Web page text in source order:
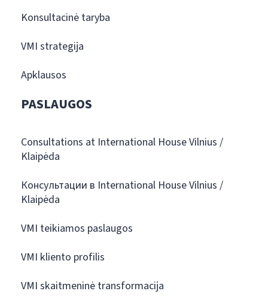
Konsultacinė taryba
VMI strategija
Apklausos
PASLAUGOS
Consultations at International House Vilnius /
Klaipėda
Консультации в International House Vilnius /
Klaipėda
VMI teikiamos paslaugos
VMI kliento profilis
VMI skaitmeninė transformacija